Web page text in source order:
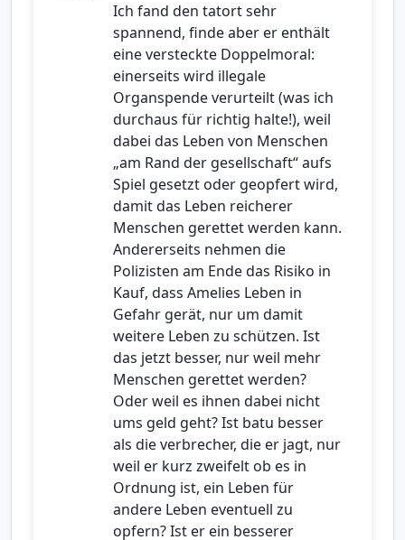
Ich fand den tatort sehr
spannend, finde aber er enthält
eine versteckte Doppelmoral:
einerseits wird illegale
Organspende verurteilt (was ich
durchaus für richtig halte!), weil
dabei das Leben von Menschen
„am Rand der gesellschaft“ aufs
Spiel gesetzt oder geopfert wird,
damit das Leben reicherer
Menschen gerettet werden kann.
Andererseits nehmen die
Polizisten am Ende das Risiko in
Kauf, dass Amelies Leben in
Gefahr gerät, nur um damit
weitere Leben zu schützen. Ist
das jetzt besser, nur weil mehr
Menschen gerettet werden?
Oder weil es ihnen dabei nicht
ums geld geht? Ist batu besser
als die verbrecher, die er jagt, nur
weil er kurz zweifelt ob es in
Ordnung ist, ein Leben für
andere Leben eventuell zu
opfern? Ist er ein besserer